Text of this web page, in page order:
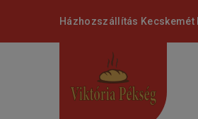
Házhozszállítás